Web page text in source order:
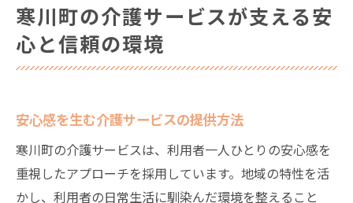
寒川町の介護サービスが支える安
心と信頼の環境
安心感を生む介護サービスの提供方法
寒川町の介護サービスは、利用者一人ひとりの安心感を
重視したアプローチを採用しています。地域の特性を活
かし、利用者の日常生活に馴染んだ環境を整えること